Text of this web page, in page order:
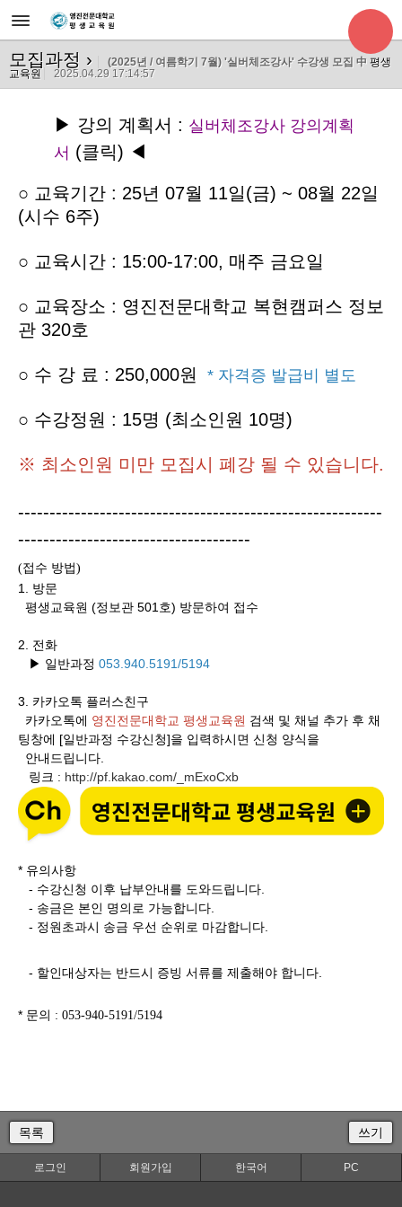
모집과정 › (2025년 / 여름학기 7월) '실버체조강사' 수강생 모집 中 평생
교육원
2025.04.29 17:14:57
▶ 강의 계획서 : 실버체조강사 강의계획
서 (클릭) ◀
○ 교육기간 : 25년 07월 11일(금) ~ 08월 22일
(시수 6주)
○ 교육시간 : 15:00-17:00, 매주 금요일
○ 교육장소 : 영진전문대학교 복현캠퍼스 정보
관 320호
○ 수 강 료 : 250,000원 * 자격증 발급비 별도
○ 수강정원 : 15명 (최소인원 10명)
※ 최소인원 미만 모집시 폐강 될 수 있습니다.
----------------------------------------------------------
-------------------------------------
(접수 방법)
1. 방문
평생교육원 (정보관 501호) 방문하여 접수
2. 전화
▶ 일반과정 053.940.5191/5194
3. 카카오톡 플러스친구
카카오톡에 영진전문대학교 평생교육원 검색 및 채널 추가 후 채
팅창에 [일반과정 수강신청]을 입력하시면 신청 양식을
안내드립니다.
링크 : http://pf.kakao.com/_mExoCxb
* 유의사항
- 수강신청 이후 납부안내를 도와드립니다.
- 송금은 본인 명의로 가능합니다.
- 정원초과시 송금 우선 순위로 마감합니다.
- 할인대상자는 반드시 증빙 서류를 제출해야 합니다.
* 문의 : 053-940-5191/5194
목록 쓰기
로그인 회원가입 한국어 PC